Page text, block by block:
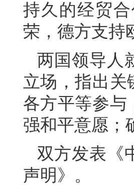
持久的经贸
荣，德方支持
两国领导人
立场，指出关
各方平等参与
强和平意愿；
双方发表《
声明》。